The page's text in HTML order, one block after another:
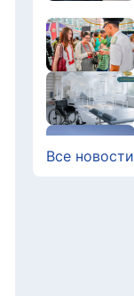
Все новости